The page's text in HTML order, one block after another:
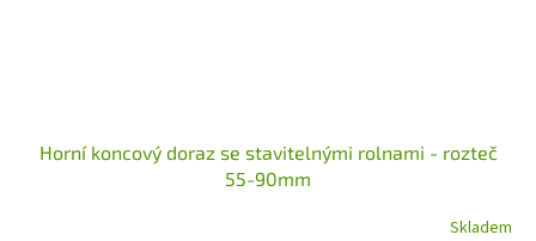
Horní koncový doraz se stavitelnými rolnami - rozteč
55-90mm
Skladem